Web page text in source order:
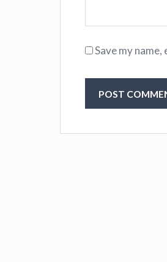
Save my